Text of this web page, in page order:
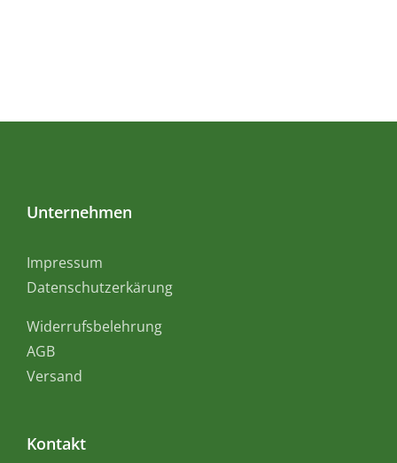
Unternehmen
Impressum
Datenschutzerkärung
Widerrufsbelehrung
AGB
Versand
Kontakt